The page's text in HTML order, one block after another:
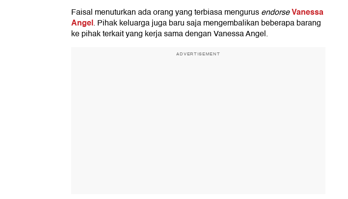
Faisal menuturkan ada orang yang terbiasa mengurusendorseVanessa
Angel. Pihak keluarga juga baru saja mengembalikan beberapa barang
ke pihak terkait yang kerja sama dengan Vanessa Angel.
ADVERTISEMENT